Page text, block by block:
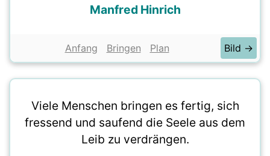
Manfred Hinrich
Anfang Bringen Plan Bild →
Viele Menschen bringen es fertig, sich
fressend und saufend die Seele aus dem
Leib zu verdrängen.